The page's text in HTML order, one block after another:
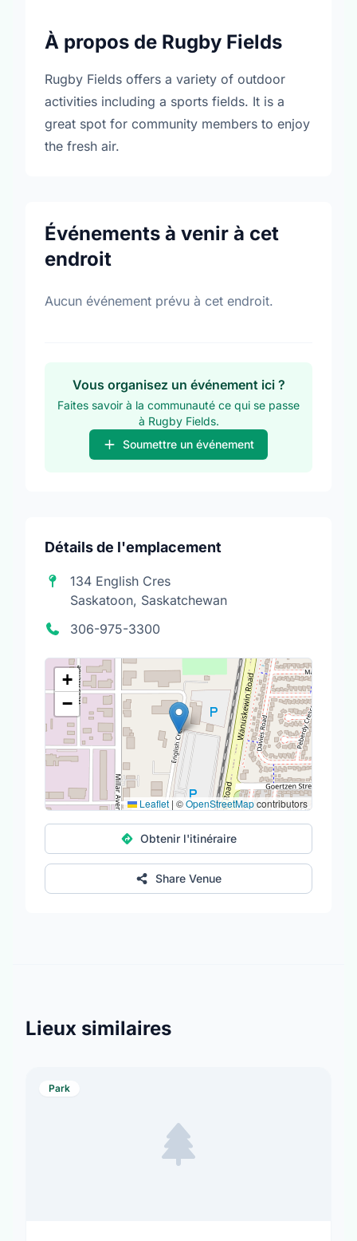
À propos de Rugby Fields
Rugby Fields offers a variety of outdoor
activities including a sports fields. It is a
great spot for community members to enjoy
the fresh air.
Événements à venir à cet
endroit
Aucun événement prévu à cet endroit.
Vous organisez un événement ici ?
Faites savoir à la communauté ce qui se passe
à Rugby Fields.
Soumettre un événement
Détails de l'emplacement
134 English Cres
Saskatoon, Saskatchewan
306-975-3300
+
−
Leaflet | ©OpenStreetMapcontributors
Obtenir l'itinéraire
Share Venue
Lieux similaires
Park